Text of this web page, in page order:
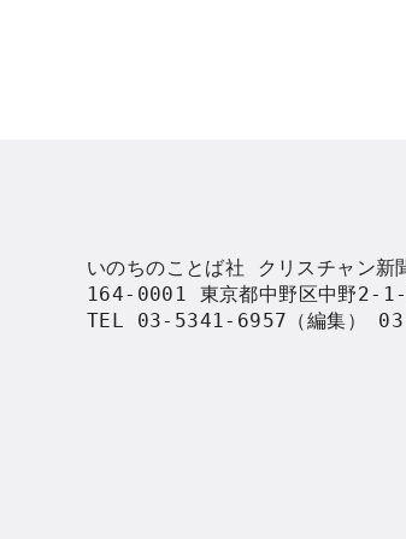
いのちのことば社 クリスチャン新
164-0001 東京都中野区中野2-
TEL 03-5341-6957（編集）